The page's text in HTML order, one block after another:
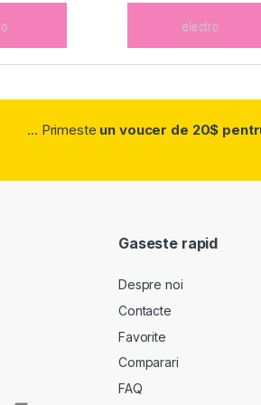
... Primeste un voucer de 20$
Gaseste rapid
Despre noi
Contacte
Favorite
Comparari
FAQ